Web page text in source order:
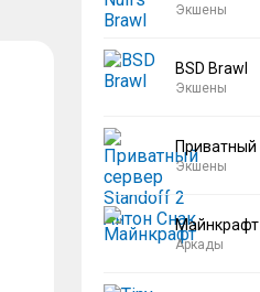
Экшены
BSD Brawl
Экшены
Экшены
Майнкрафт
Аркады